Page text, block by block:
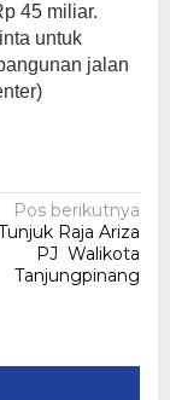
45 miliar.
untuk
jalan
Pos berikutnya
Raja Ariza
PJ Walikota
Tanjungpinang